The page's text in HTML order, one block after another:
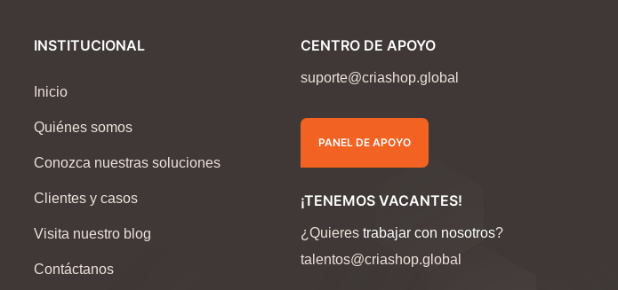
INSTITUCIONAL
Inicio
Quiénes somos
Conozca nuestras soluciones
Clientes y casos
Visita nuestro blog
Contáctanos
CENTRO DE APOYO
suporte@criashop.global
PANEL DE APOYO
¡TENEMOS VACANTES!
¿Quieres trabajar con nosotros?
talentos@criashop.global